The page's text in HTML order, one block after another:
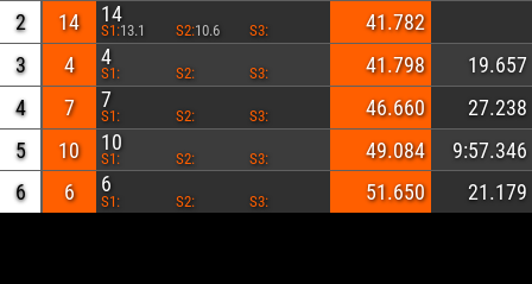
2
14 14
S1:13.1 S2:10.6 S3:
41.782
3
4 4
S1: S2: S3: 41.798
19.657
4
7 7
S1: S2: S3: 46.660
27.238
5
10 10
S1: S2: S3: 49.084
9:57.346
6
6 6
S1: S2: S3: 51.650 21.179